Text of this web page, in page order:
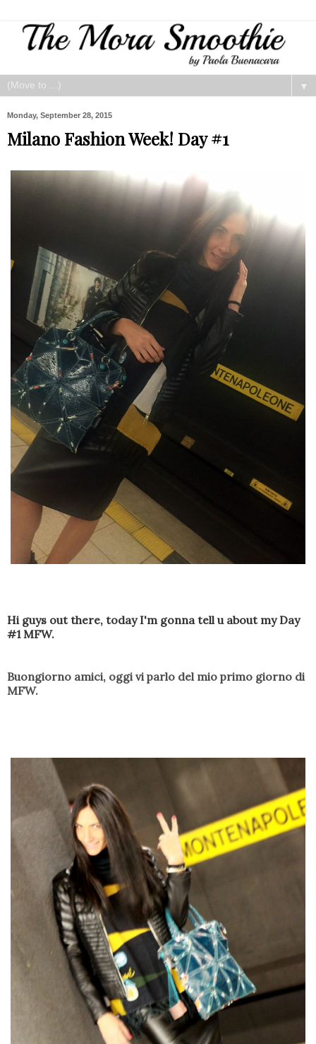
▼
Monday, September 28, 2015
Milano Fashion Week! Day #1
Hi guys out there, today I'm gonna tell u about my Day
#1 MFW.
Buongiorno amici, oggi vi parlo del mio primo giorno di
MFW.